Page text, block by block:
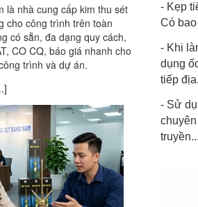
- Kẹp
Có
- Khi
dụng
tiếp địa.
- Sử
là nhà cung cấp kim thu sét
cho công trình trên toàn
có sẵn, đa dạng quy cách,
CO CQ, báo giá nhanh cho
trình và dự án.